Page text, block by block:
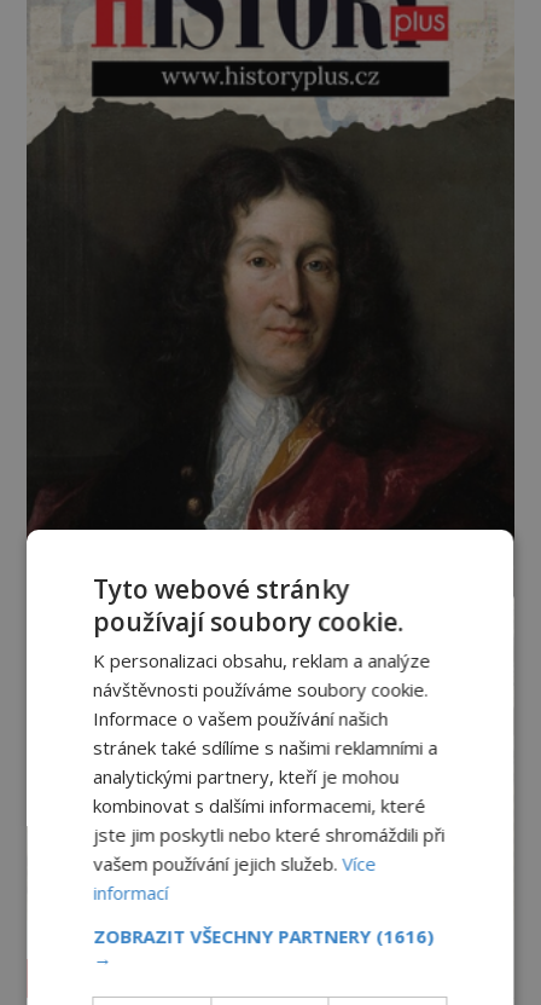
Tyto webové stránky
používají soubory cookie.
K personalizaci obsahu, reklam a analýze
návštěvnosti používáme soubory cookie.
Informace o vašem používání našich
stránek také sdílíme s našimi reklamními a
analytickými partnery, kteří je mohou
kombinovat s dalšími informacemi, které
jste jim poskytli nebo které shromáždili při
vašem používání jejich služeb.Více
informací
ZOBRAZIT VŠECHNY PARTNERY (1616)
→